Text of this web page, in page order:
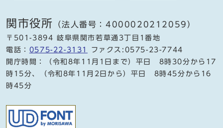
関市役所 （法人番号：4000020212059）
〒501-3894 岐阜県関市若草通3丁目1番地
電話： 0575-22-3131
ファクス:0575-23-7744
開庁時間：（令和8年11月1日まで）平日 8時30分から17
時15分、（令和8年11月2日から）平日 8時45分から16
時45分